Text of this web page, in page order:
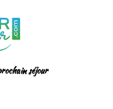
séjour